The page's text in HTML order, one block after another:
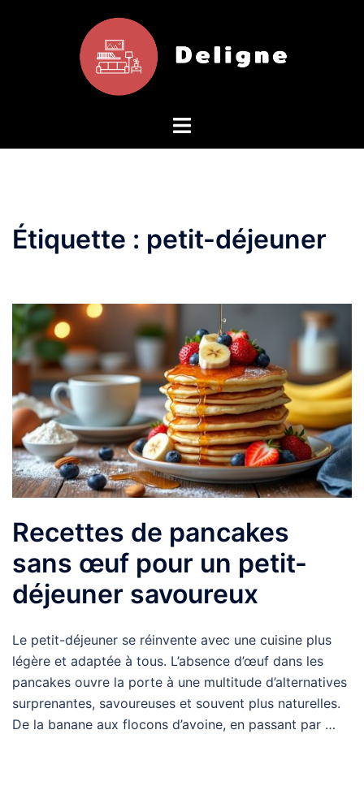
Étiquette : petit-déjeuner
Recettes de pancakes
sans œuf pour un petit-
déjeuner savoureux
Le petit-déjeuner se réinvente avec une cuisine plus
légère et adaptée à tous. L’absence d’œuf dans les
pancakes ouvre la porte à une multitude d’alternatives
surprenantes, savoureuses et souvent plus naturelles.
De la banane aux flocons d’avoine, en passant par …